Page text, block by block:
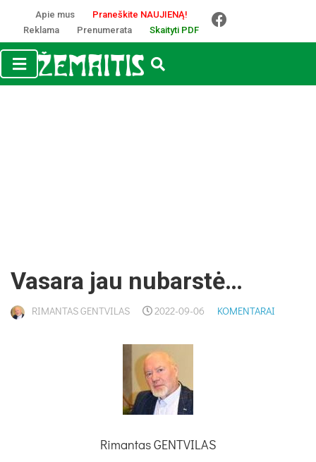
Apie mus
Praneškite NAUJIENĄ!
Reklama
Prenumerata Skaityti PDF
Vasara jau nubarstė…
RIMANTAS GENTVILAS 2022-09-06 KOMENTARAI
Rimantas GENTVILAS